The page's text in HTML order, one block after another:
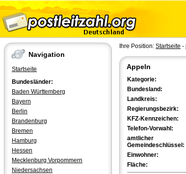
Navigation
Startseite
Bundesländer:
Baden Württemberg
Bayern
Berlin
Brandenburg
Bremen
Hamburg
Hessen
Mecklenburg Vorpommern
Niedersachsen
Ihre Position: Startseite -
Appeln
Kategorie:
Bundesland:
Landkreis:
Regierungsbezirk:
KFZ-Kennzeichen:
Telefon-Vorwahl:
amtlicher
Gemeindeschlüssel:
Einwohner:
Fläche: